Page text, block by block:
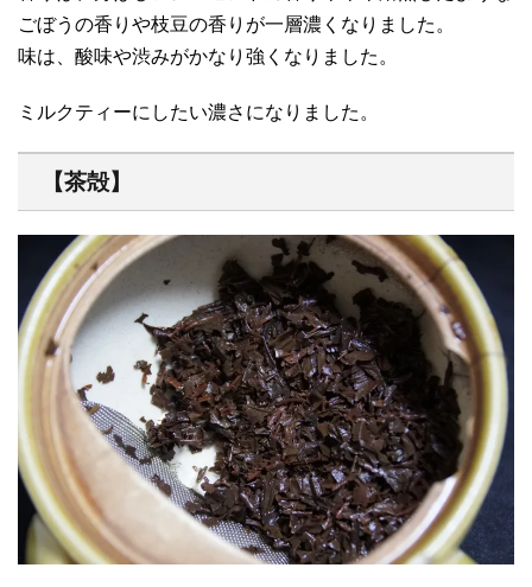
ごぼうの香りや枝豆の香りが一層濃くなりました。
味は、酸味や渋みがかなり強くなりました。
ミルクティーにしたい濃さになりました。
【茶殻】